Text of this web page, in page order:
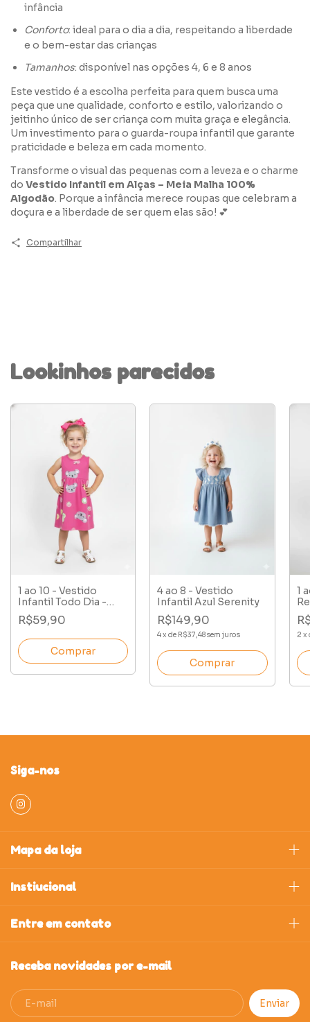
infância
Conforto: ideal para o dia a dia, respeitando a liberdade
e o bem-estar das crianças
Tamanhos: disponível nas opções 4, 6 e 8 anos
Este vestido é a escolha perfeita para quem busca uma
peça que une qualidade, conforto e estilo, valorizando o
jeitinho único de ser criança com muita graça e elegância.
Um investimento para o guarda-roupa infantil que garante
praticidade e beleza em cada momento.
Transforme o visual das pequenas com a leveza e o charme
do Vestido Infantil em Alças – Meia Malha 100%
Algodão. Porque a infância merece roupas que celebram a
doçura e a liberdade de ser quem elas são! 💕
Compartilhar
Lookinhos parecidos
1 ao 10 - Vestido
Infantil Todo Dia -
Panda
R$59,90
Comprar
4 ao 8 - Vestido
Infantil Azul Serenity
R$149,90
4xde R$37,48sem juros
Comprar
1
2 x
Siga-nos
Mapa da loja
Instiucional
Entre em contato
Receba novidades por e-mail